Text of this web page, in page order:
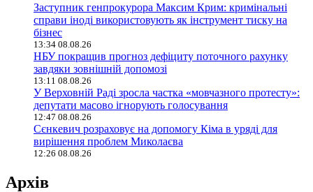
Заступник генпрокурора Максим Крим: кримінальні
справи іноді використовують як інструмент тиску на
бізнес
13:34 08.08.26
НБУ покращив прогноз дефіциту поточного рахунку
завдяки зовнішній допомозі
13:11 08.08.26
У Верховній Раді зросла частка «мовчазного протесту»:
депутати масово ігнорують голосування
12:47 08.08.26
Сєнкевич розраховує на допомогу Кіма в уряді для
вирішення проблем Миколаєва
12:26 08.08.26
Архів